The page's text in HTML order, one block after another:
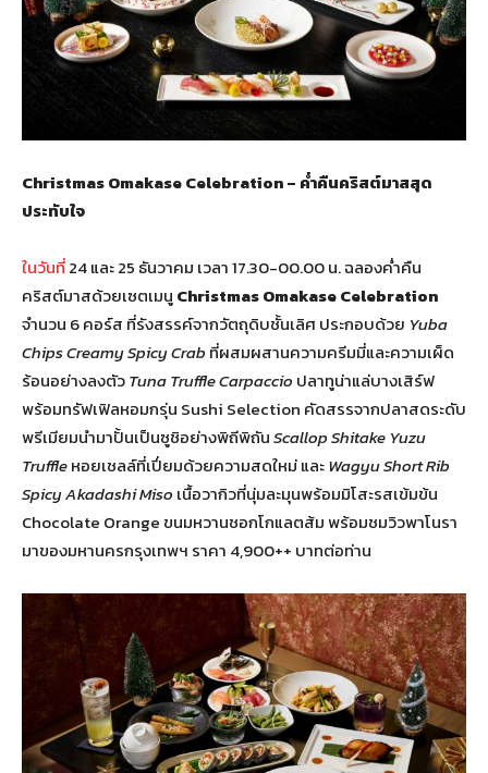
Christmas Omakase Celebration – ค่ำคืนคริสต์มาสสุด
ประทับใจ
ในวันที่24 และ 25 ธันวาคม เวลา 17.30-00.00 น. ฉลองค่ำคืน
คริสต์มาสด้วยเซตเมนู Christmas Omakase Celebration
จำนวน 6 คอร์ส ที่รังสรรค์จากวัตถุดิบชั้นเลิศ ประกอบด้วย Yuba
Chips Creamy Spicy Crab ที่ผสมผสานความครีมมี่และความเผ็ด
ร้อนอย่างลงตัวTuna Truffle Carpaccio ปลาทูน่าแล่บางเสิร์ฟ
พร้อมทรัฟเฟิลหอมกรุ่น Sushi Selection คัดสรรจากปลาสดระดับ
พรีเมียมนำมาปั้นเป็นซูชิอย่างพิถีพิถันScallop Shitake Yuzu
Truffleหอยเชลล์ที่เปี่ยมด้วยความสดใหม่ และWagyu Short Rib
Spicy Akadashi Miso เนื้อวากิวที่นุ่มละมุนพร้อมมิโสะรสเข้มข้น
Chocolate Orange ขนมหวานชอกโกแลตส้ม พร้อมชมวิวพาโนรา
มาของมหานครกรุงเทพฯ ราคา 4,900++ บาทต่อท่าน